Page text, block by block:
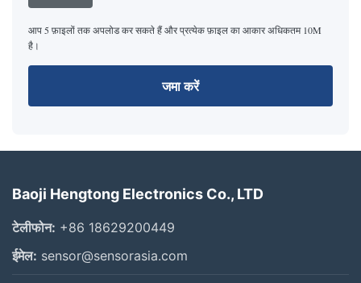
आप 5 फ़ाइलों तक अपलोड कर सकते हैं और प्रत्येक फ़ाइल का आकार अधिकतम 10M
है।
जमा करें
Baoji Hengtong Electronics Co., LTD
टेलीफोन: +86 18629200449
ईमेल: sensor@sensorasia.com